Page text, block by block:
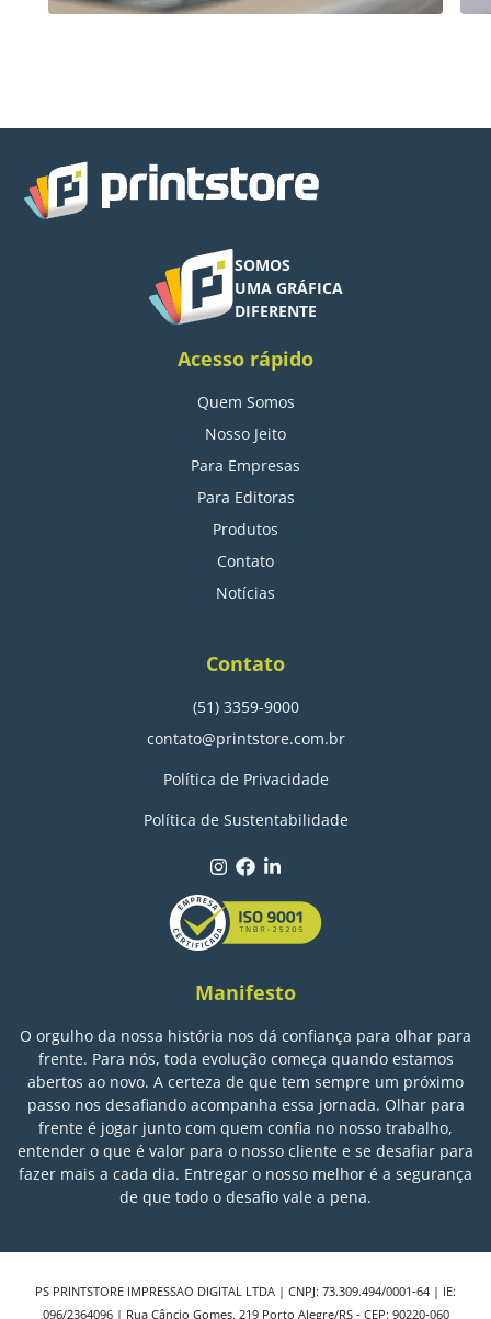
SOMOS
UMA GRÁFICA
DIFERENTE
Acesso rápido
Quem Somos
Nosso Jeito
Para Empresas
Para Editoras
Produtos
Contato
Notícias
Contato
(51) 3359-9000
contato@printstore.com.br
Política de Privacidade
Política de Sustentabilidade
Manifesto
O orgulho da nossa história nos dá confiança para olhar para
frente. Para nós, toda evolução começa quando estamos
abertos ao novo. A certeza de que tem sempre um próximo
passo nos desafiando acompanha essa jornada. Olhar para
frente é jogar junto com quem confia no nosso trabalho,
entender o que é valor para o nosso cliente e se desafiar para
fazer mais a cada dia. Entregar o nosso melhor é a segurança
de que todo o desafio vale a pena.
PS PRINTSTORE IMPRESSAO DIGITAL LTDA | CNPJ: 73.309.494/0001-64 | IE:
096/2364096 | Rua Câncio Gomes, 219 Porto Alegre/RS - CEP: 90220-060